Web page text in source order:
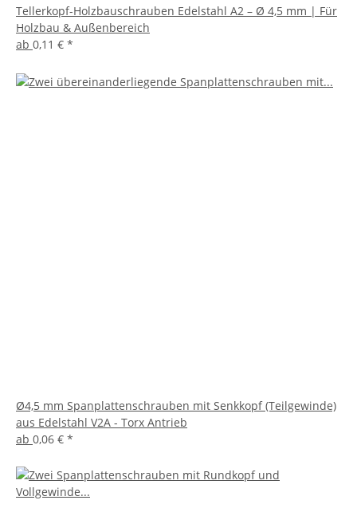
Tellerkopf-Holzbauschrauben Edelstahl A2 – Ø 4,5 mm | Für
Holzbau & Außenbereich
ab 0,11 € *
Ø4,5 mm Spanplattenschrauben mit Senkkopf (Teilgewinde)
aus Edelstahl V2A - Torx Antrieb
ab 0,06 € *